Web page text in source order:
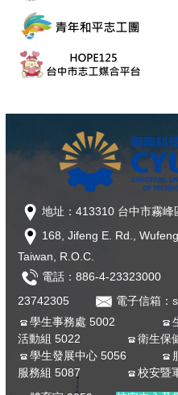
地址：413310 台中市霧峰
168, Jifeng E. Rd.,
Taiwan, R.O.C.
電話：886-4-23323000
23742305
電子信箱：
學生事務處 5002
活動組 5022
衛生保
學生發展中心 5056
服務組 5087
校安暨